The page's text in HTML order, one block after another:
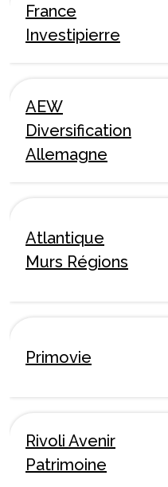
France
Investipierre
AEW
Diversification
Allemagne
Atlantique
Murs Régions
Primovie
Rivoli Avenir
Patrimoine